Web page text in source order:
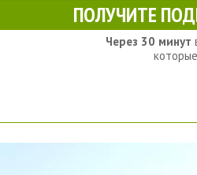
ПОЛУЧИТЕ
Через 30 минут